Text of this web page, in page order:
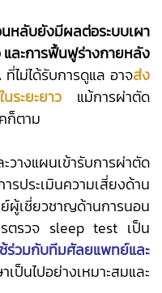
หลับยังมีผลต่อระบบเผา
ละการฟื้นฟูร่างกายหลัง
ไม่ได้รับการดูแล อาจส่ง
ระยะยาว แม้การผ่าตัด
ก็ตาม
วางแผนเข้ารับการผ่าตัด
ประเมินความเสี่ยงด้าน
ผู้เชี่ยวชาญด้านการนอน
รตรวจ sleep test เป็น
ร่วมกับทีมศัลยแพทย์และ
นไปอย่างเหมาะสมและ